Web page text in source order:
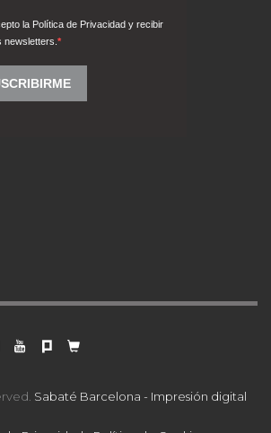
Sabaté Barcelona - Impresión digital